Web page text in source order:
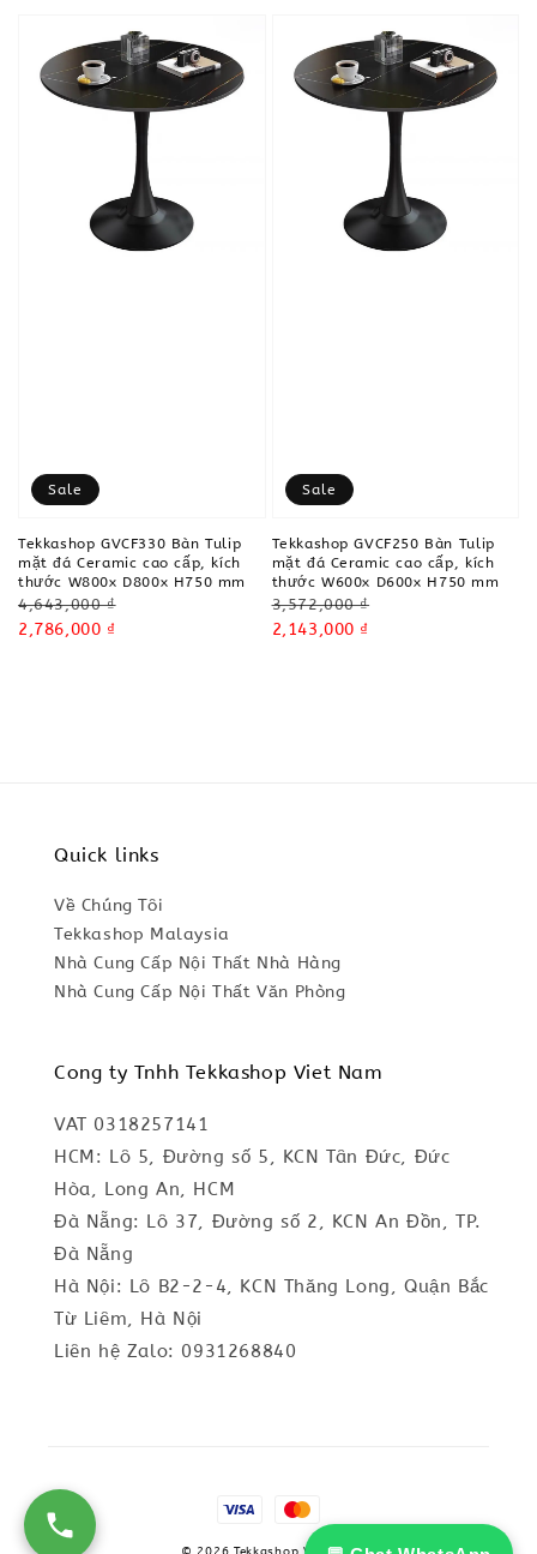
Sale
Tekkashop GVCF330 Bàn Tulip
mặt đá Ceramic cao cấp, kích
thước W800x D800x H750 mm
Regular
price
4,643,000 ₫
Sale
2,786,000 ₫
Sale
Tekkashop GVCF250 Bàn Tulip
mặt đá Ceramic cao cấp, kích
thước W600x D600x H750 mm
Regular
price
3,572,000 ₫
Sale
2,143,000 ₫
Quick links
Về Chúng Tôi
Tekkashop Malaysia
Nhà Cung Cấp Nội Thất Nhà Hàng
Nhà Cung Cấp Nội Thất Văn Phòng
Cong ty Tnhh Tekkashop Viet Nam
VAT 0318257141
HCM: Lô 5, Đường số 5, KCN Tân Đức, Đức
Hòa, Long An, HCM
Đà Nẵng: Lô 37, Đường số 2, KCN An Đồn, TP.
Đà Nẵng
Hà Nội: Lô B2-2-4, KCN Thăng Long, Quận Bắc
Từ Liêm, Hà Nội
Liên hệ Zalo: 0931268840